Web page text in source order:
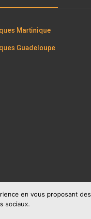
Martinique
Guadeloupe
en vous proposant
sociaux.